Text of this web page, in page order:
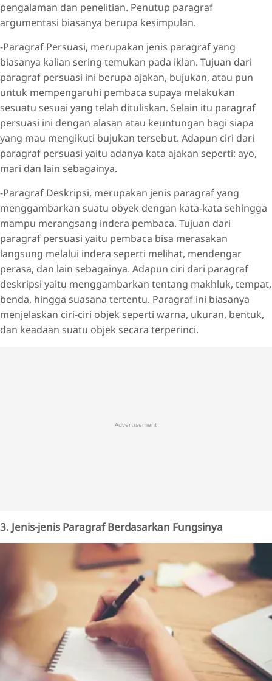
pengalaman dan penelitian. Penutup paragraf
argumentasi biasanya berupa kesimpulan.
-Paragraf Persuasi, merupakan jenis paragraf yang
biasanya kalian sering temukan pada iklan. Tujuan dari
paragraf persuasi ini berupa ajakan, bujukan, atau pun
untuk mempengaruhi pembaca supaya melakukan
sesuatu sesuai yang telah dituliskan. Selain itu paragraf
persuasi ini dengan alasan atau keuntungan bagi siapa
yang mau mengikuti bujukan tersebut. Adapun ciri dari
paragraf persuasi yaitu adanya kata ajakan seperti: ayo,
mari dan lain sebagainya.
-Paragraf Deskripsi, merupakan jenis paragraf yang
menggambarkan suatu obyek dengan kata-kata sehingga
mampu merangsang indera pembaca. Tujuan dari
paragraf persuasi yaitu pembaca bisa merasakan
langsung melalui indera seperti melihat, mendengar
perasa, dan lain sebagainya. Adapun ciri dari paragraf
deskripsi yaitu menggambarkan tentang makhluk, tempat,
benda, hingga suasana tertentu. Paragraf ini biasanya
menjelaskan ciri-ciri objek seperti warna, ukuran, bentuk,
dan keadaan suatu objek secara terperinci.
Advertisement
3. Jenis-jenis Paragraf Berdasarkan Fungsinya